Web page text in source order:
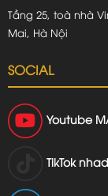
Tầng 25, toà nhà
Mai, Hà Nội
SOCIAL
Youtube
TikTok